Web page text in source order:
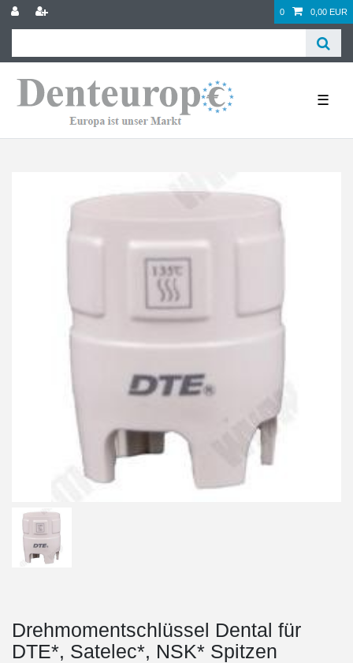
0 0,00 EUR
☰
Drehmomentschlüssel Dental für
DTE*, Satelec*, NSK* Spitzen